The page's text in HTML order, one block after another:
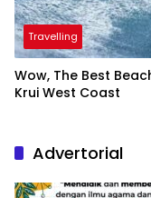
Travelling
Wow, The Best
Krui West Coast
Advertorial